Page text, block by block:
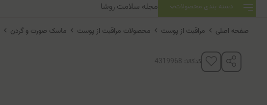
دسته بندی محصولات مجله سلامت روشا
صفحه اصلی مراقبت از پوست محصولات مراقبت از پوست ماسک صورت و گردن
کدکالا: